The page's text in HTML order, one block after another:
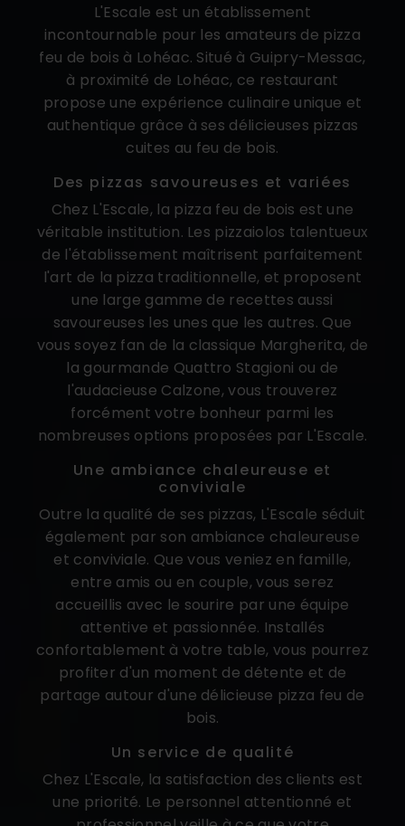
L'Escale est un établissement
incontournable pour les amateurs de pizza
feu de bois à Lohéac. Situé à Guipry-Messac,
à proximité de Lohéac, ce restaurant
propose une expérience culinaire unique et
authentique grâce à ses délicieuses pizzas
cuites au feu de bois.
Des pizzas savoureuses et variées
Chez L'Escale, la pizza feu de bois est une
véritable institution. Les pizzaiolos talentueux
de l'établissement maîtrisent parfaitement
l'art de la pizza traditionnelle, et proposent
une large gamme de recettes aussi
savoureuses les unes que les autres. Que
vous soyez fan de la classique Margherita, de
la gourmande Quattro Stagioni ou de
l'audacieuse Calzone, vous trouverez
forcément votre bonheur parmi les
nombreuses options proposées par L'Escale.
Une ambiance chaleureuse et
conviviale
Outre la qualité de ses pizzas, L'Escale séduit
également par son ambiance chaleureuse
et conviviale. Que vous veniez en famille,
entre amis ou en couple, vous serez
accueillis avec le sourire par une équipe
attentive et passionnée. Installés
confortablement à votre table, vous pourrez
profiter d'un moment de détente et de
partage autour d'une délicieuse pizza feu de
bois.
Un service de qualité
Chez L'Escale, la satisfaction des clients est
une priorité. Le personnel attentionné et